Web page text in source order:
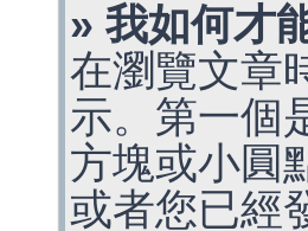
» 我如何才
在瀏覽文章
示。第一個
方塊或小圓
或者您已經